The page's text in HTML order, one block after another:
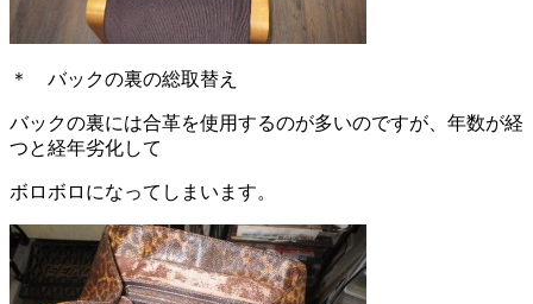
＊ バックの裏の総取替え
バックの裏には合革を使用するのが多いのですが、年数が経
つと経年劣化して
ボロボロになってしまいます。